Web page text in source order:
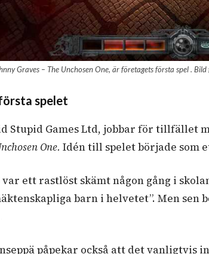
Graves – The Unchosen One, är företagets första spel .
spelet
Stupid Games Ltd, jobbar för tillfället
One. Idén till spelet började som
var ett rastlöst skämt någon gång i
barn i helvetet”. Men sen
påpekar också att det vanligtvis